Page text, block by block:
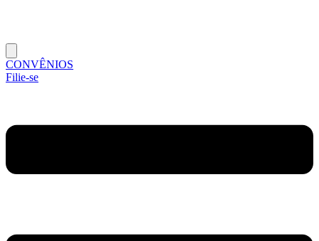
CONVÊNIOS
Filie-se